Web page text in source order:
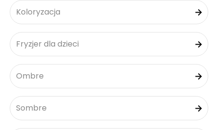
Koloryzacja
Fryzjer dla dzieci
Ombre
Sombre